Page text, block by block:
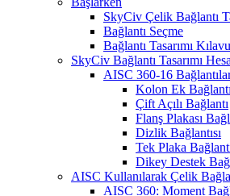
SkyCiv Çelik Bağlantı
Bağlantı Seçme
Bağlantı Tasarımı
SkyCiv Bağlantı Tasarımı
AISC 360-16
Kolon Ek
Çift Açılı Bağlantı
Flanş Plakası
Dizlik Bağlantısı
Tek Plaka
Dikey Destek
AISC Kullanılarak Çelik
AISC 360: Moment